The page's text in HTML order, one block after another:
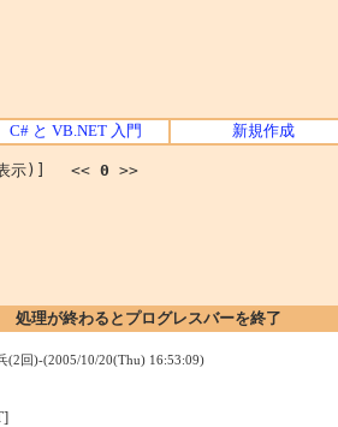
C# と VB.NET 入門 新規作成
表示)] << 0 >>
処理が終わるとプログレスバーを終了
(2回)-(2005/10/20(Thu) 16:53:09)